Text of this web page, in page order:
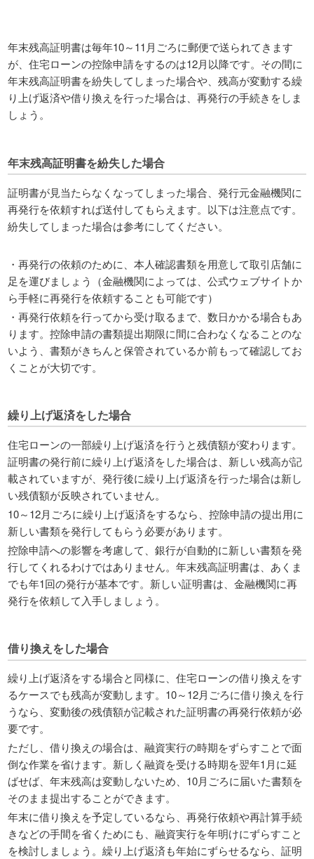
年末残高証明書は毎年10～11月ごろに郵便で送られてきます
が、住宅ローンの控除申請をするのは12月以降です。その間に
年末残高証明書を紛失してしまった場合や、残高が変動する繰
り上げ返済や借り換えを行った場合は、再発行の手続きをしま
しょう。
年末残高証明書を紛失した場合
証明書が見当たらなくなってしまった場合、発行元金融機関に
再発行を依頼すれば送付してもらえます。以下は注意点です。
紛失してしまった場合は参考にしてください。
・再発行の依頼のために、本人確認書類を用意して取引店舗に
足を運びましょう（金融機関によっては、公式ウェブサイトか
ら手軽に再発行を依頼することも可能です）
・再発行依頼を行ってから受け取るまで、数日かかる場合もあ
ります。控除申請の書類提出期限に間に合わなくなることのな
いよう、書類がきちんと保管されているか前もって確認してお
くことが大切です。
繰り上げ返済をした場合
住宅ローンの一部繰り上げ返済を行うと残債額が変わります。
証明書の発行前に繰り上げ返済をした場合は、新しい残高が記
載されていますが、発行後に繰り上げ返済を行った場合は新し
い残債額が反映されていません。
10～12月ごろに繰り上げ返済をするなら、控除申請の提出用に
新しい書類を発行してもらう必要があります。
控除申請への影響を考慮して、銀行が自動的に新しい書類を発
行してくれるわけではありません。年末残高証明書は、あくま
でも年1回の発行が基本です。新しい証明書は、金融機関に再
発行を依頼して入手しましょう。
借り換えをした場合
繰り上げ返済をする場合と同様に、住宅ローンの借り換えをす
るケースでも残高が変動します。10～12月ごろに借り換えを行
うなら、変動後の残債額が記載された証明書の再発行依頼が必
要です。
ただし、借り換えの場合は、融資実行の時期をずらすことで面
倒な作業を省けます。新しく融資を受ける時期を翌年1月に延
ばせば、年末残高は変動しないため、10月ごろに届いた書類を
そのまま提出することができます。
年末に借り換えを予定しているなら、再発行依頼や再計算手続
きなどの手間を省くためにも、融資実行を年明けにずらすこと
を検討しましょう。繰り上げ返済も年始にずらせるなら、証明